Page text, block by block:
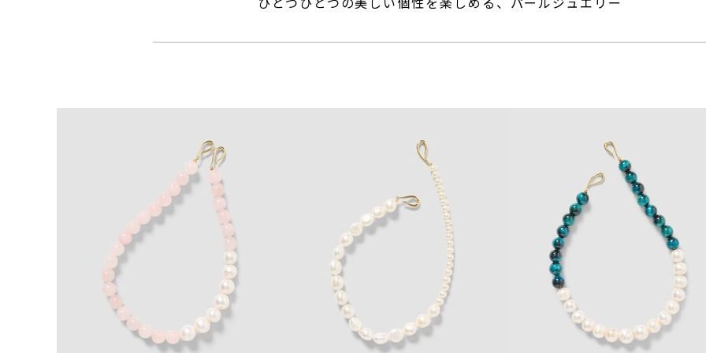
ひとつひとつの美しい個性を楽しめる、パールジュエリー